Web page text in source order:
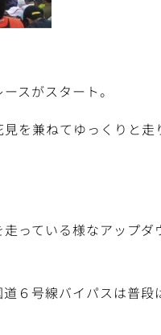
スがスタート。
を兼ねてゆっくりと走
っている様なアップダ
６号線バイパスは普段